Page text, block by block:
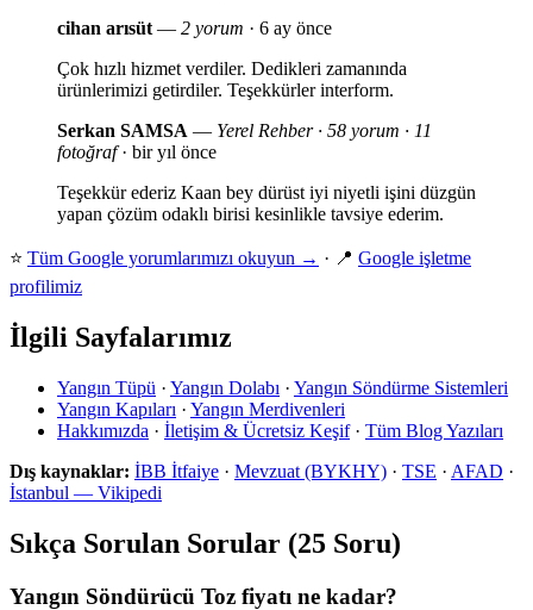
cihan arısüt — 2 yorum · 6 ay önce
Çok hızlı hizmet verdiler. Dedikleri zamanında
ürünlerimizi getirdiler. Teşekkürler interform.
Serkan SAMSA — Yerel Rehber · 58 yorum · 11
fotoğraf· bir yıl önce
Teşekkür ederiz Kaan bey dürüst iyi niyetli işini düzgün
yapan çözüm odaklı birisi kesinlikle tavsiye ederim.
⭐ Tüm Google yorumlarımızı okuyun → · 📍 Google işletme
profilimiz
İlgili Sayfalarımız
Yangın Tüpü · Yangın Dolabı · Yangın Söndürme Sistemleri
Yangın Kapıları · Yangın Merdivenleri
Hakkımızda · İletişim & Ücretsiz Keşif· Tüm Blog Yazıları
Dış kaynaklar: İBB İtfaiye · Mevzuat (BYKHY) · TSE · AFAD ·
İstanbul — Vikipedi
Sıkça Sorulan Sorular (25 Soru)
Yangın Söndürücü Toz fiyatı ne kadar?